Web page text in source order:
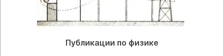
Публикации по физике